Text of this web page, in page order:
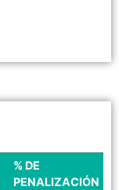
% DE
PENALIZACIÓN